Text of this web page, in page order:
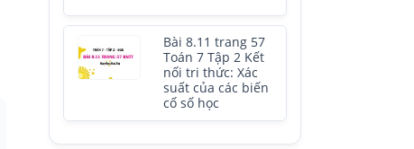
Bài 8.11 trang 57
Toán 7 Tập 2 Kết
nối tri thức: Xác
suất của các biến
cố số học